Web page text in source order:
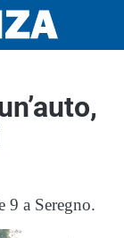
9 a Seregno.